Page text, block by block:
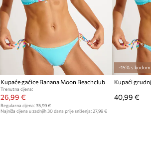
Kupaće gaćice Banana Moon Beachclub
Trenutna cijena:
26,99 €
Regularna cijena: 35,99 €
Najniža cijena u zadnjih 30 dana prije sniženja: 27,99 €
-15% s
40,99 €